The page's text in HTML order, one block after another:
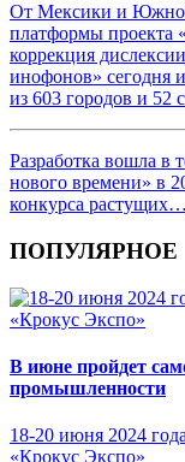
От Мексики и
платформы проекта
коррекция
инофонов» сегодня
из 603 городов и 52
Разработка вошла в
нового времени» в
конкурса растущих…
ПОПУЛЯРНОЕ
В июне пройдет
промышленности
18-20 июня 2024
«Крокус Экспо»